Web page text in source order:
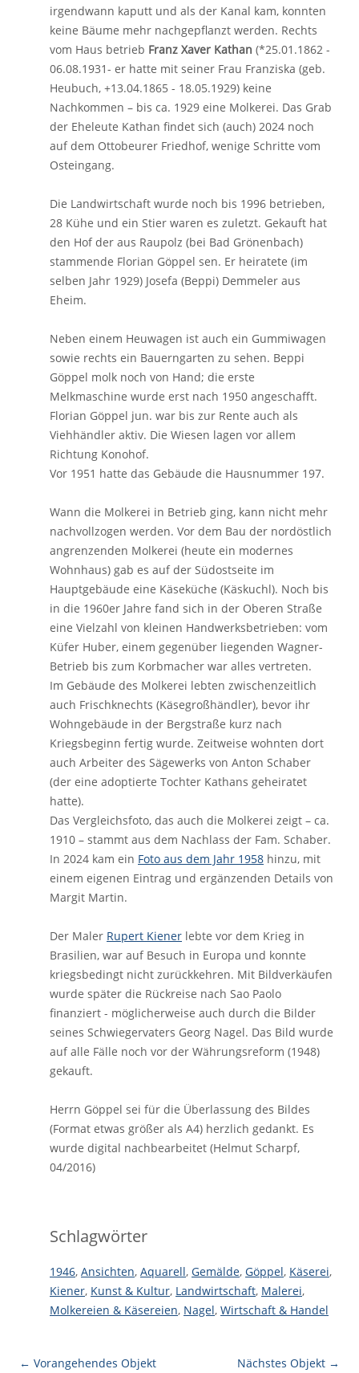
irgendwann kaputt und als der Kanal kam, konnten
keine Bäume mehr nachgepflanzt werden. Rechts
vom Haus betrieb Franz Xaver Kathan (*25.01.1862 -
06.08.1931- er hatte mit seiner Frau Franziska (geb.
Heubuch, +13.04.1865 - 18.05.1929) keine
Nachkommen – bis ca. 1929 eine Molkerei. Das Grab
der Eheleute Kathan findet sich (auch) 2024 noch
auf dem Ottobeurer Friedhof, wenige Schritte vom
Osteingang.
Die Landwirtschaft wurde noch bis 1996 betrieben,
28 Kühe und ein Stier waren es zuletzt. Gekauft hat
den Hof der aus Raupolz (bei Bad Grönenbach)
stammende Florian Göppel sen. Er heiratete (im
selben Jahr 1929) Josefa (Beppi) Demmeler aus
Eheim.
Neben einem Heuwagen ist auch ein Gummiwagen
sowie rechts ein Bauerngarten zu sehen. Beppi
Göppel molk noch von Hand; die erste
Melkmaschine wurde erst nach 1950 angeschafft.
Florian Göppel jun. war bis zur Rente auch als
Viehhändler aktiv. Die Wiesen lagen vor allem
Richtung Konohof.
Vor 1951 hatte das Gebäude die Hausnummer 197.
Wann die Molkerei in Betrieb ging, kann nicht mehr
nachvollzogen werden. Vor dem Bau der nordöstlich
angrenzenden Molkerei (heute ein modernes
Wohnhaus) gab es auf der Südostseite im
Hauptgebäude eine Käseküche (Käskuchl). Noch bis
in die 1960er Jahre fand sich in der Oberen Straße
eine Vielzahl von kleinen Handwerksbetrieben: vom
Küfer Huber, einem gegenüber liegenden Wagner-
Betrieb bis zum Korbmacher war alles vertreten.
Im Gebäude des Molkerei lebten zwischenzeitlich
auch Frischknechts (Käsegroßhändler), bevor ihr
Wohngebäude in der Bergstraße kurz nach
Kriegsbeginn fertig wurde. Zeitweise wohnten dort
auch Arbeiter des Sägewerks von Anton Schaber
(der eine adoptierte Tochter Kathans geheiratet
hatte).
Das Vergleichsfoto, das auch die Molkerei zeigt – ca.
1910 – stammt aus dem Nachlass der Fam. Schaber.
In 2024 kam ein Foto aus dem Jahr 1958 hinzu, mit
einem eigenen Eintrag und ergänzenden Details von
Margit Martin.
Der Maler Rupert Kiener lebte vor dem Krieg in
Brasilien, war auf Besuch in Europa und konnte
kriegsbedingt nicht zurückkehren. Mit Bildverkäufen
wurde später die Rückreise nach Sao Paolo
finanziert - möglicherweise auch durch die Bilder
seines Schwiegervaters Georg Nagel. Das Bild wurde
auf alle Fälle noch vor der Währungsreform (1948)
gekauft.
Herrn Göppel sei für die Überlassung des Bildes
(Format etwas größer als A4) herzlich gedankt. Es
wurde digital nachbearbeitet (Helmut Scharpf,
04/2016)
Schlagwörter
1946, Ansichten, Aquarell, Gemälde, Göppel, Käserei,
Kiener, Kunst & Kultur, Landwirtschaft, Malerei,
Molkereien & Käsereien, Nagel, Wirtschaft & Handel
← Vorangehendes Objekt Nächstes Objekt →